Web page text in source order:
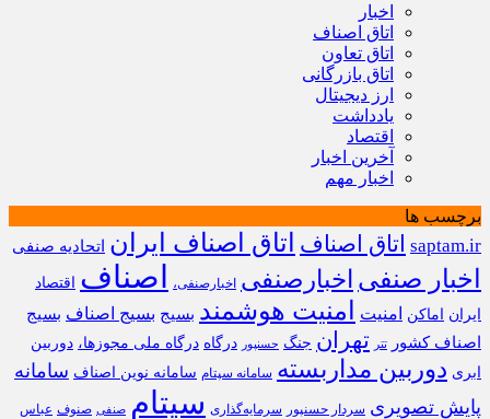
اخبار
اتاق اصناف
اتاق تعاون
اتاق بازرگانی
ارز دیجیتال
یادداشت
اقتصاد
آخرین اخبار
اخبار مهم
برچسب ها
saptam.ir اتاق اصناف اتاق اصناف ایران اتحادیه صنفی
اخبار صنفی اخبارصنفی اخبارصنفی، اصناف
اقتصاد
ایران
اماکن امنیت امنیت هوشمند بسیج بسیج اصناف بسیج
اصناف کشور
تتر تهران جنگ حسنپور درگاه درگاه ملی مجوزها، دوربین
ابری دوربین مداربسته سامانه سپتام سامانه نوین اصناف سامانه
پایش تصویری سردار حسنپور سرمایه‌گذاری سپتام صنفی صنوف عباس